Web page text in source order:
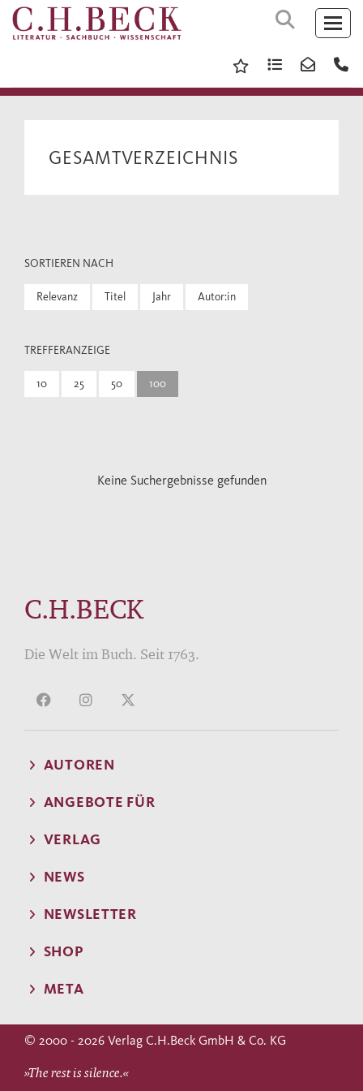
GESAMTVERZEICHNIS
SORTIEREN NACH
Relevanz Titel Jahr Autor:in
TREFFERANZEIGE
10 25 50 100
Keine Suchergebnisse gefunden
C.H.BECK
Die Welt im Buch. Seit 1763.
AUTOREN
ANGEBOTE FÜR
VERLAG
NEWS
NEWSLETTER
SHOP
META
© 2000 - 2026 Verlag C.H.Beck GmbH & Co. KG
»The rest is silence.«